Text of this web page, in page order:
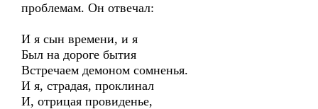
проблемам. Он отвечал:
И я сын времени, и я
Был на дороге бытия
Встречаем демоном сомненья.
И я, страдая, проклинал
И, отрицая провиденье,